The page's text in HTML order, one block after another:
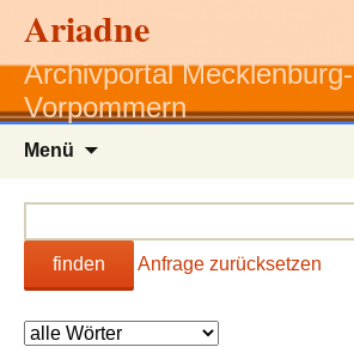
Ariadne
Archivportal Mecklenburg-
Vorpommern
Menü
finden Anfrage zurücksetzen